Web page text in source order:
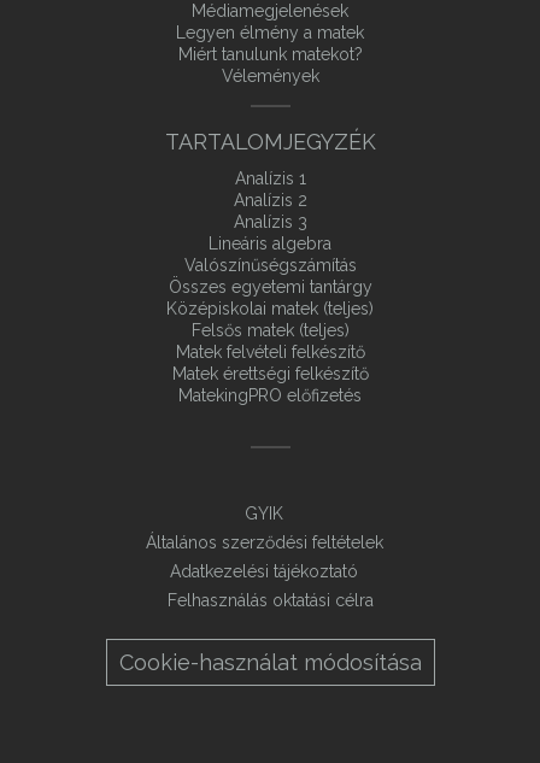
Médiamegjelenések
Legyen élmény a matek
Miért tanulunk matekot?
Vélemények
TARTALOMJEGYZÉK
Analízis 1
Analízis 2
Analízis 3
Lineáris algebra
Valószínűségszámítás
Összes egyetemi tantárgy
Középiskolai matek (teljes)
Felsős matek (teljes)
Matek felvételi felkészítő
Matek érettségi felkészítő
MatekingPRO előfizetés
GYIK
Általános szerződési feltételek
Adatkezelési tájékoztató
Felhasználás oktatási célra
Cookie-használat módosítása